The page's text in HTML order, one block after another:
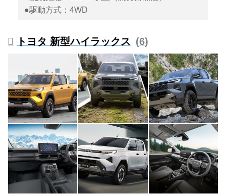
●駆動方式：4WD
トヨタ 新型ハイラックス 6